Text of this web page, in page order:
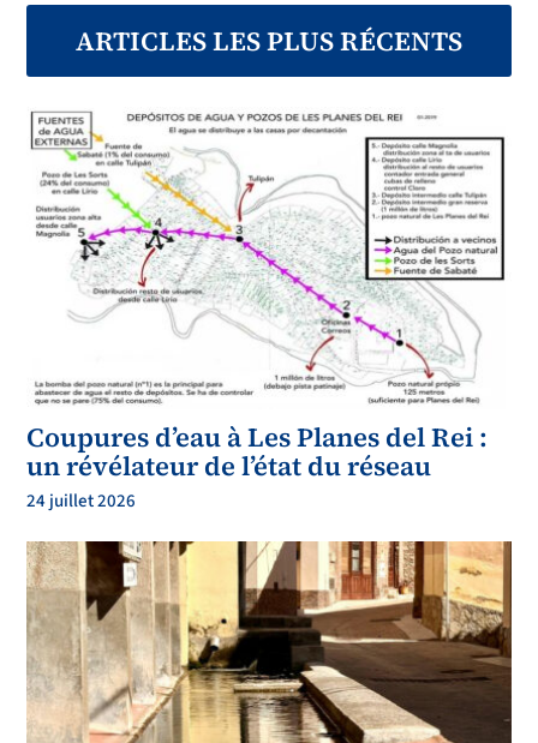
Registro.
ARTICLES LES PLUS RÉCENTS
Coupures d’eau à Les Planes del Rei :
un révélateur de l’état du réseau
24 juillet 2026